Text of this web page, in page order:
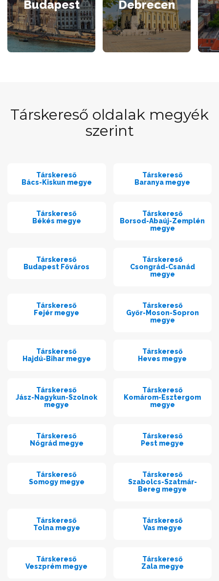
Budapest
Debrecen
Társkereső oldalak megyék
szerint
Társkereső
Bács-Kiskun megye
Társkereső
Baranya megye
Társkereső
Békés megye
Társkereső
Borsod-Abaúj-Zemplén
megye
Társkereső
Budapest Főváros
Társkereső
Csongrád-Csanád
megye
Társkereső
Fejér megye
Társkereső
Győr-Moson-Sopron
megye
Társkereső
Hajdú-Bihar megye
Társkereső
Heves megye
Társkereső
Jász-Nagykun-Szolnok
megye
Társkereső
Komárom-Esztergom
megye
Társkereső
Nógrád megye
Társkereső
Pest megye
Társkereső
Somogy megye
Társkereső
Szabolcs-Szatmár-
Bereg megye
Társkereső
Tolna megye
Társkereső
Vas megye
Társkereső
Veszprém megye
Társkereső
Zala megye